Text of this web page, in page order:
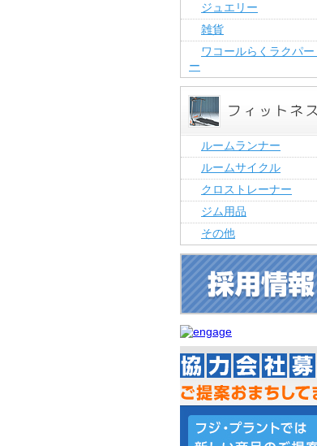
ジュエリー
雑貨
ワコールらくラクパー
ー
ルームランナー
ルームサイクル
クロストレーナー
ジム用品
その他